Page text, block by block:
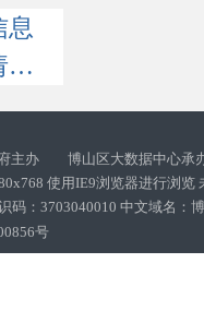
息
府主办 博山区大数据中心承
使用IE9浏览器进行浏览
码：3703040010 中文域名：
号